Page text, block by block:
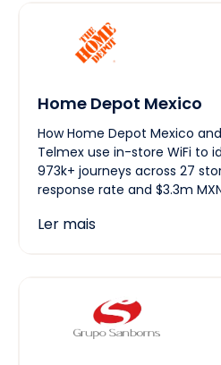
Home Depot Mexico
How Home Depot Mexico
Telmex use in-store WiFi to
973k+ journeys across 27
response rate and $3.3m
Ler mais